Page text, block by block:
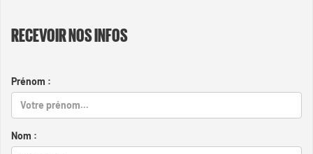
RECEVOIR NOS INFOS
Prénom :
Nom :